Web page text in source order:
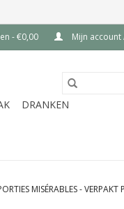
- €0,00 Mijn account
DRANKEN
MISÉRABLES - VERPAKT